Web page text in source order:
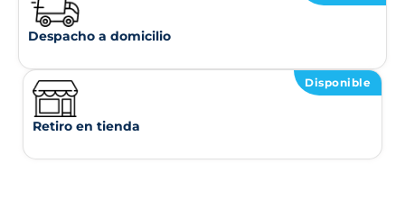
Despacho a domicilio
Disponible
Retiro en tienda